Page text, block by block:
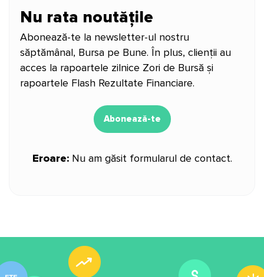
Nu rata noutățile
Abonează-te la newsletter-ul nostru
săptămânal, Bursa pe Bune. În plus, clienții au
acces la rapoartele zilnice Zori de Bursă și
rapoartele Flash Rezultate Financiare.
Abonează-te
Eroare:Nu am găsit formularul de contact.